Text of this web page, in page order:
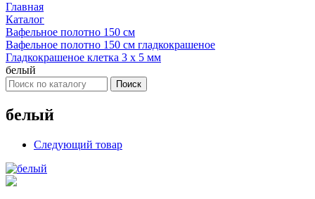
Главная
Каталог
Вафельное полотно 150 см
Вафельное полотно 150 см гладкокрашеное
Гладкокрашеное клетка 3 х 5 мм
белый
Поиск
белый
Следующий товар